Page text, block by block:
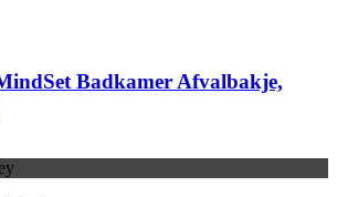
Badkamer Afvalbakje,